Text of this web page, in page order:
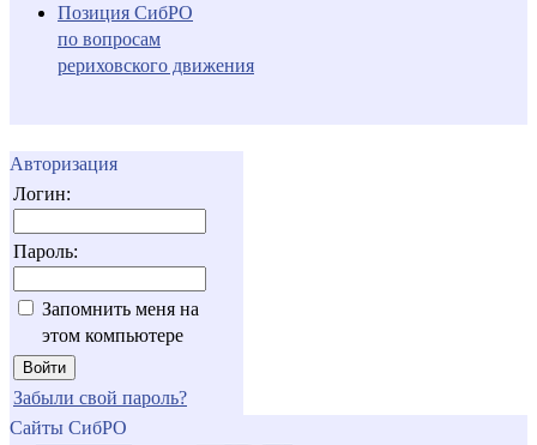
Позиция СибРО
по вопросам
рериховского движения
Авторизация
Логин:
Пароль:
Запомнить меня на
этом компьютере
Забыли свой пароль?
Сайты СибРО